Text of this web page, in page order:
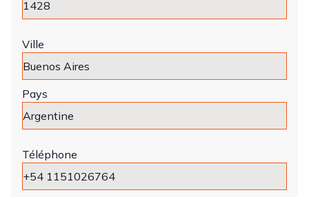
Ville
Pays
Téléphone